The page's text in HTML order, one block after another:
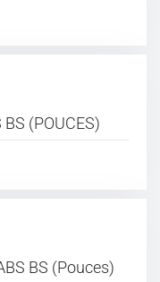
(POUCES)
BS (Pouces)